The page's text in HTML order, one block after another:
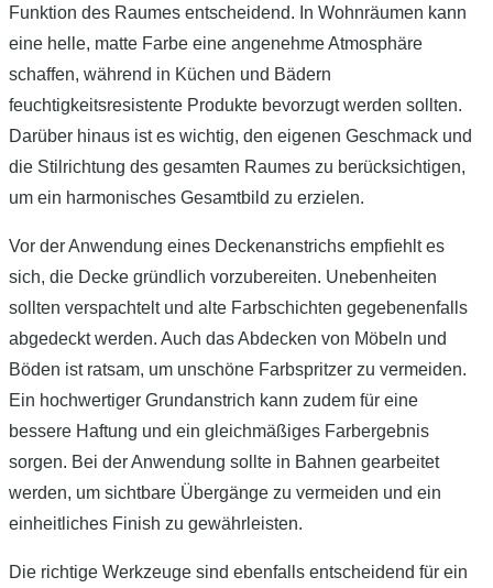
Funktion des Raumes entscheidend. In Wohnräumen kann
eine helle, matte Farbe eine angenehme Atmosphäre
schaffen, während in Küchen und Bädern
feuchtigkeitsresistente Produkte bevorzugt werden sollten.
Darüber hinaus ist es wichtig, den eigenen Geschmack und
die Stilrichtung des gesamten Raumes zu berücksichtigen,
um ein harmonisches Gesamtbild zu erzielen.
Vor der Anwendung eines Deckenanstrichs empfiehlt es
sich, die Decke gründlich vorzubereiten. Unebenheiten
sollten verspachtelt und alte Farbschichten gegebenenfalls
abgedeckt werden. Auch das Abdecken von Möbeln und
Böden ist ratsam, um unschöne Farbspritzer zu vermeiden.
Ein hochwertiger Grundanstrich kann zudem für eine
bessere Haftung und ein gleichmäßiges Farbergebnis
sorgen. Bei der Anwendung sollte in Bahnen gearbeitet
werden, um sichtbare Übergänge zu vermeiden und ein
einheitliches Finish zu gewährleisten.
Die richtige Werkzeuge sind ebenfalls entscheidend für ein